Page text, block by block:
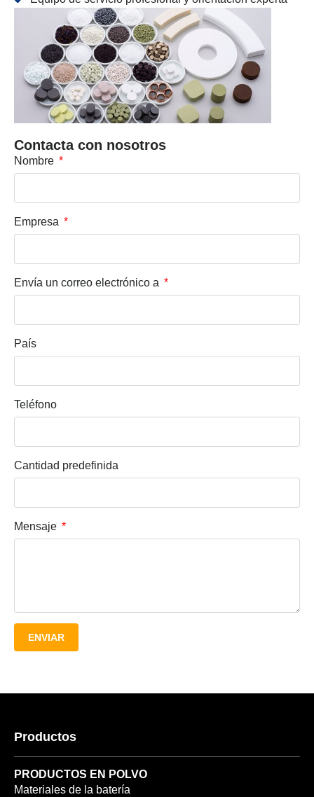
Contacta con nosotros
Nombre
Empresa
Envía un correo electrónico a
País
Teléfono
Cantidad predefinida
Mensaje
ENVIAR
Productos
PRODUCTOS EN POLVO
Materiales de la batería